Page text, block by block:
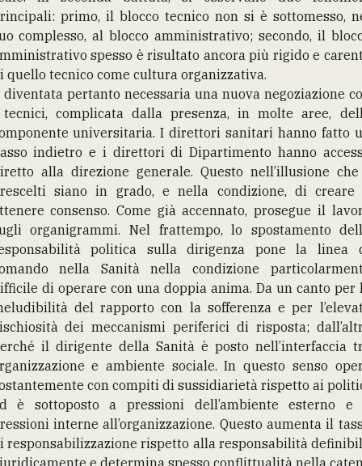
primo, il blocco tecnico non si è sottomesso,
complesso, al blocco amministrativo; secondo, il
spesso è risultato ancora più rigido e
quello tecnico come cultura organizzativa.
diventata pertanto necessaria una nuova negoziazione
complicata dalla presenza, in molte aree,
universitaria. I direttori sanitari hanno fatto
indietro e i direttori di Dipartimento hanno
alla direzione generale. Questo nell’illusione
siano in grado, e nella condizione, di creare
consenso. Come già accennato, prosegue il
organigrammi. Nel frattempo, lo spostamento
politica sulla dirigenza pone la linea
nella Sanità nella condizione
di operare con una doppia anima. Da un canto per
del rapporto con la sofferenza e per
dei meccanismi periferici di risposta;
il dirigente della Sanità è posto nell’interfaccia
e ambiente sociale. In questo senso
con compiti di sussidiarietà rispetto ai
è sottoposto a pressioni dell’ambiente esterno e
interne all’organizzazione. Questo aumenta il
responsabilizzazione rispetto alla responsabilità
e determina spesso conflittualità nella